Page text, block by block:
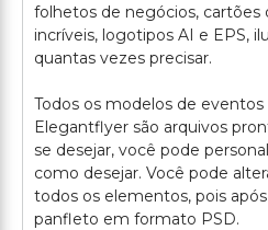
folhetos de negócios, cartões
incríveis, logotipos AI e EPS,
quantas vezes precisar.
Todos os modelos de
Elegantflyer são arquivos
se desejar, você pode
como desejar. Você pode
todos os elementos, pois
panfleto em formato PSD.